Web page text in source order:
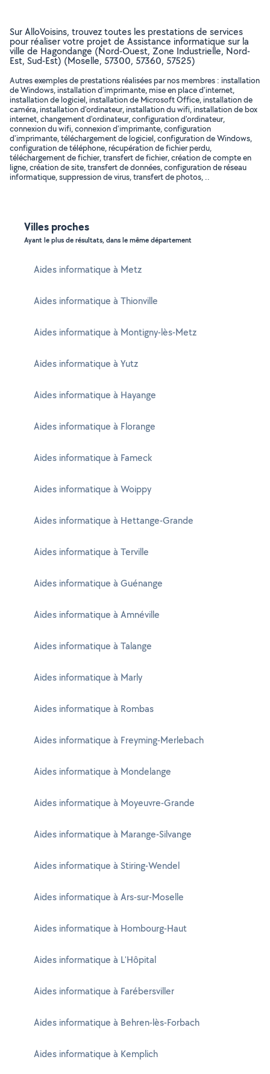
Sur AlloVoisins, trouvez toutes les prestations de services
pour réaliser votre projet de Assistance informatique sur la
ville de Hagondange (Nord-Ouest, Zone Industrielle, Nord-
Est, Sud-Est) (Moselle, 57300, 57360, 57525)
Autres exemples de prestations réalisées par nos membres : installation
de Windows, installation d'imprimante, mise en place d'internet,
installation de logiciel, installation de Microsoft Office, installation de
caméra, installation d'ordinateur, installation du wifi, installation de box
internet, changement d'ordinateur, configuration d'ordinateur,
connexion du wifi, connexion d'imprimante, configuration
d'imprimante, téléchargement de logiciel, configuration de Windows,
configuration de téléphone, récupération de fichier perdu,
téléchargement de fichier, transfert de fichier, création de compte en
ligne, création de site, transfert de données, configuration de réseau
informatique, suppression de virus, transfert de photos, ..
Villes proches
Ayant le plus de résultats, dans le même département
Aides informatique à Metz
Aides informatique à Thionville
Aides informatique à Montigny-lès-Metz
Aides informatique à Yutz
Aides informatique à Hayange
Aides informatique à Florange
Aides informatique à Fameck
Aides informatique à Woippy
Aides informatique à Hettange-Grande
Aides informatique à Terville
Aides informatique à Guénange
Aides informatique à Amnéville
Aides informatique à Talange
Aides informatique à Marly
Aides informatique à Rombas
Aides informatique à Freyming-Merlebach
Aides informatique à Mondelange
Aides informatique à Moyeuvre-Grande
Aides informatique à Marange-Silvange
Aides informatique à Stiring-Wendel
Aides informatique à Ars-sur-Moselle
Aides informatique à Hombourg-Haut
Aides informatique à L'Hôpital
Aides informatique à Farébersviller
Aides informatique à Behren-lès-Forbach
Aides informatique à Kemplich